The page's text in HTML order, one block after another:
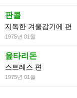
판콜
지독한 겨울감기에 편
1975년 01월
옾타리돈
스트레스 편
1975년 01월